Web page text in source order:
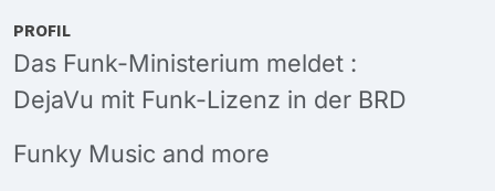
PROFIL
Das Funk-Ministerium meldet :
DejaVu mit Funk-Lizenz in der BRD
Funky Music and more